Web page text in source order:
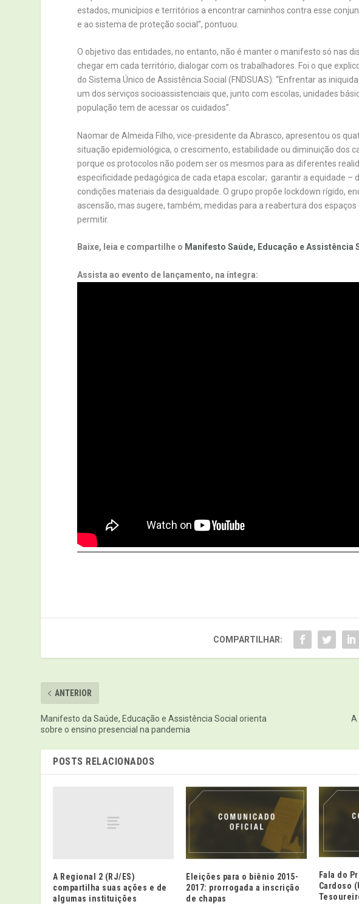
estados, municípios e territórios a encontrar caminhos contra esse
e ao sistema de proteção social”, pontuou.
O objetivo das entidades, no entanto, não é manter o manifesto só nas
chegar em cada território, dialogar com os trabalhadores. Foi o que
do Sistema Único de Assistência Social (FNDSUAS): “Enfrentar as
um dos serviços socioassistenciais que, junto com escolas, unidades
população tem de acessar os cuidados”.
Naomar de Almeida Filho, vice-presidente da Abrasco, apresentou os
situação epidemiológica, o crescimento, estabilidade ou diminuição dos
porque os protocolos não podem ser os mesmos para as diferentes
especificidade pedagógica de cada etapa escolar; garantir a equidade –
condições materiais da desigualdade. O grupo propõe lockdown rígido,
ascensão, mas sugere, também, medidas para a reabertura dos
permitir.
Baixe, leia e compartilhe o Manifesto Saúde, Educação e Assistência
Assista ao evento de lançamento, na íntegra:
COMPARTILHAR:
ANTERIOR
Manifesto da Saúde, Educação e Assistência Social orienta
sobre o ensino presencial na pandemia
A
POSTS RELACIONADOS
A Regional 2 (RJ/ES)
compartilha suas ações e de
algumas instituições
Eleições para o biênio 2015-
2017: prorrogada a inscrição
de chapas
Fala do
Cardoso